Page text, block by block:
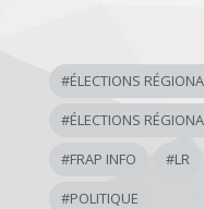
#ÉLECTIONS
#ÉLECTIONS
#FRAP INFO #LR
#POLITIQUE